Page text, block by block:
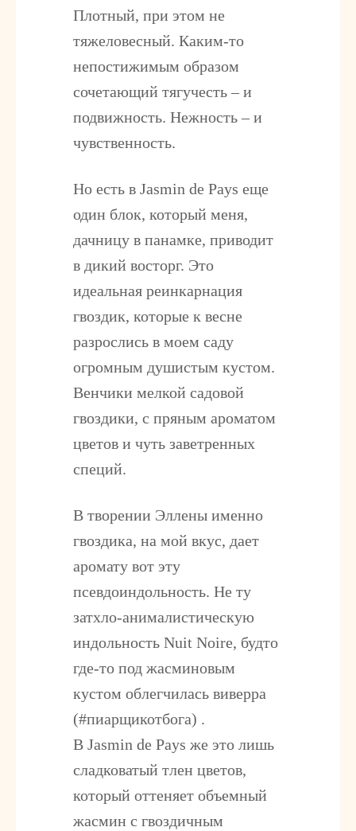
Плотный, при этом не
тяжеловесный. Каким-то
непостижимым образом
сочетающий тягучесть – и
подвижность. Нежность – и
чувственность.
Но есть в Jasmin de Pays еще
один блок, который меня,
дачницу в панамке, приводит
в дикий восторг. Это
идеальная реинкарнация
гвоздик, которые к весне
разрослись в моем саду
огромным душистым кустом.
Венчики мелкой садовой
гвоздики, с пряным ароматом
цветов и чуть заветренных
специй.
В творении Эллены именно
гвоздика, на мой вкус, дает
аромату вот эту
псевдоиндольность. Не ту
затхло-анималистическую
индольность Nuit Noire, будто
где-то под жасминовым
кустом облегчилась виверра
(#пиарщикотбога) .
В Jasmin de Pays же это лишь
сладковатый тлен цветов,
который оттеняет объемный
жасмин с гвоздичным